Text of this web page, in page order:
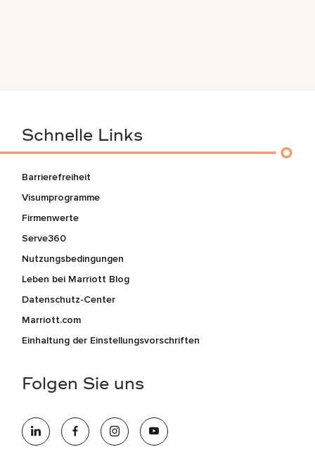
Schnelle Links
Barrierefreiheit
Visumprogramme
Firmenwerte
Serve360
Nutzungsbedingungen
Leben bei Marriott Blog
Datenschutz-Center
Marriott.com
Einhaltung der Einstellungsvorschriften
Folgen Sie uns